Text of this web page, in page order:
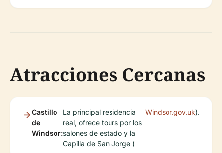
Atracciones Cercanas
Castillo
de
Windsor:
La principal residencia
real, ofrece tours por los
salones de estado y la
Capilla de San Jorge (
Windsor.gov.uk).